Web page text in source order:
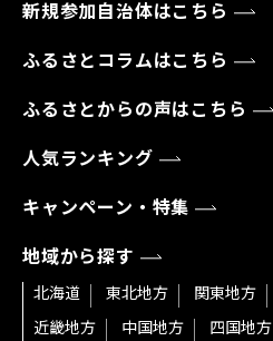
新規参加自治体はこちら
ふるさとコラムはこちら
ふるさとからの声はこちら
人気ランキング
キャンペーン・特集
地域から探す
北海道 東北地方 関東地方
近畿地方
中国地方
四国地方